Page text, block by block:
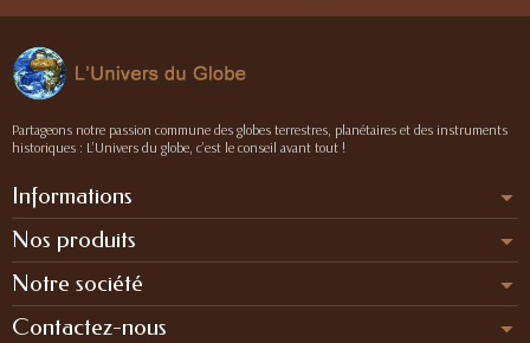
Partageons notre passion commune des globes terrestres, planétaires et des instruments
historiques : L’Univers du globe, c’est le conseil avant tout !
Informations
Nos produits
Notre société
Contactez-nous